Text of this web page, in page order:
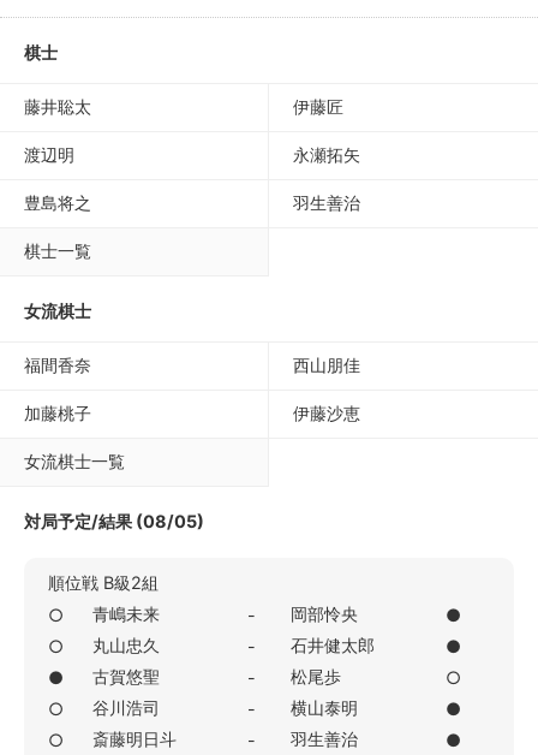
棋士
藤井聡太 伊藤匠
渡辺明 永瀬拓矢
豊島将之 羽生善治
棋士一覧
女流棋士
福間香奈 西山朋佳
加藤桃子 伊藤沙恵
女流棋士一覧
対局予定/結果 (08/05)
順位戦 B級2組
○
青嶋未来 - 岡部怜央
●
○
丸山忠久 - 石井健太郎
●
●
古賀悠聖 - 松尾歩
○
○
谷川浩司 - 横山泰明
●
○
斎藤明日斗 - 羽生善治
●